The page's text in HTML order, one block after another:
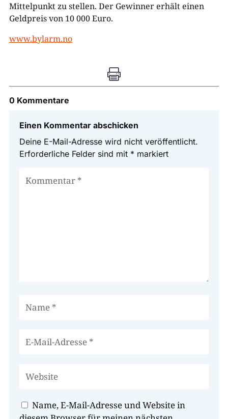
Mittelpunkt zu stellen. Der Gewinner erhält einen
Geldpreis von 10 000 Euro.
www.bylarm.no

0 Kommentare
Einen Kommentar abschicken
Deine E-Mail-Adresse wird nicht veröffentlicht.
Erforderliche Felder sind mit * markiert
Name, E-Mail-Adresse und Website in